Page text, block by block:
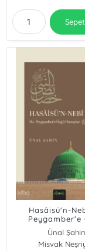
Hasâisü'n-
Peygamber'e
Hususlar
Ünal Şahin
Misvak